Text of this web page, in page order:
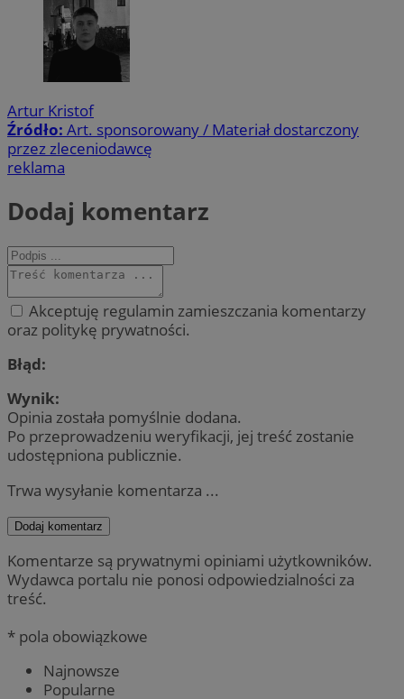
Artur Kristof
Źródło: Art. sponsorowany / Materiał dostarczony
przez zleceniodawcę
reklama
Dodaj komentarz
Akceptuję regulamin zamieszczania komentarzy
oraz politykę prywatności.
Błąd:
Wynik:
Opinia została pomyślnie dodana.
Po przeprowadzeniu weryfikacji, jej treść zostanie
udostępniona publicznie.
Trwa wysyłanie komentarza ...
Dodaj komentarz
Komentarze są prywatnymi opiniami użytkowników.
Wydawca portalu nie ponosi odpowiedzialności za
treść.
* pola obowiązkowe
Najnowsze
Popularne